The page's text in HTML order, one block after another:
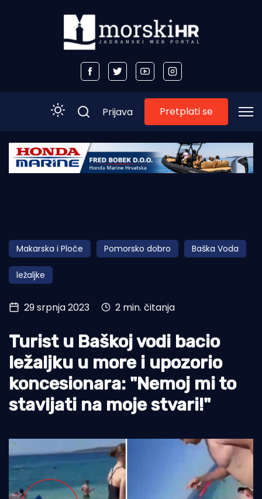
Početna
Obala
Otoci
Turizam i nautika
Pomorstvo
Ribolov
Ekologija
Tradicija i kultura
Prijava Pretplati se
Makarska i Ploče Pomorsko dobro Baška Voda
ležaljke
29 srpnja 2023 2 min. čitanja
Turist u Baškoj vodi bacio
ležaljku u more i upozorio
koncesionara: "Nemoj mi to
stavljati na moje stvari!"